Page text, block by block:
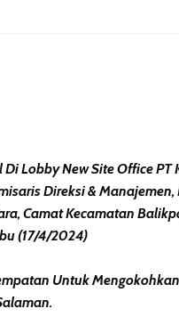
New Site Office PT
Direksi &
Camat Kecamatan
(17/4/2024)
Untuk